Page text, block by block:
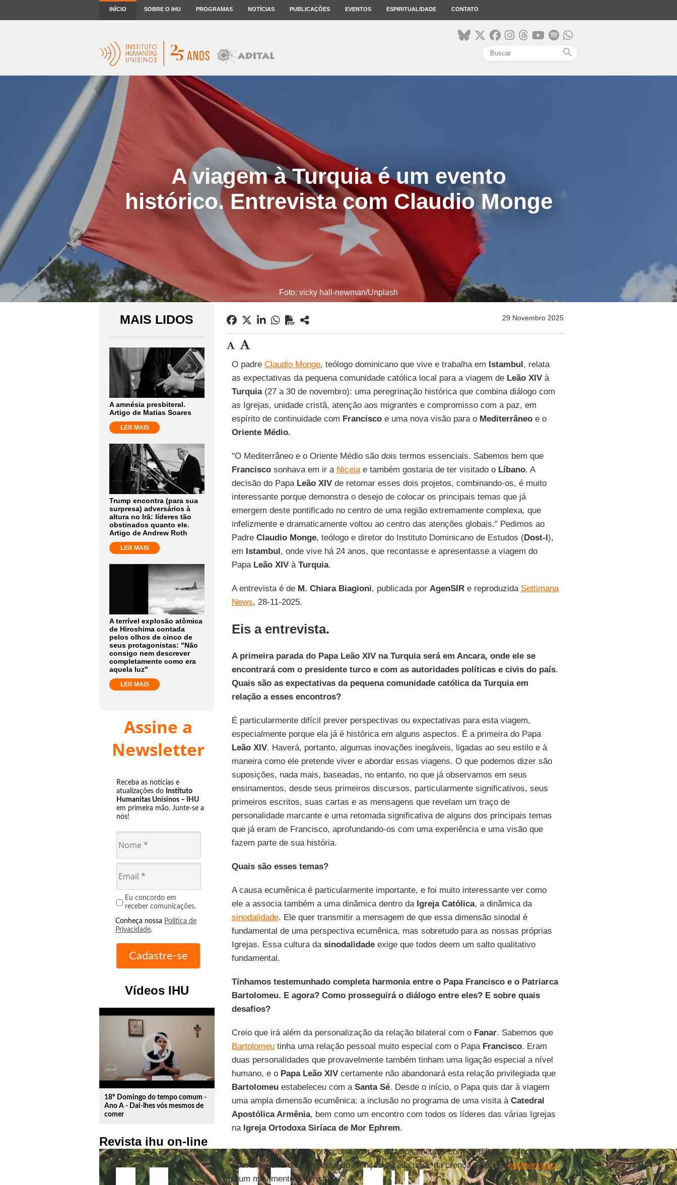
INÍCIO SOBRE O IHU PROGRAMAS NOTÍCIAS PUBLICAÇÕES EVENTOS ESPIRITUALIDADE CONTATO
search
A viagem à Turquia é um evento
histórico. Entrevista com Claudio Monge
Foto: vicky hall-newman/Unplash
MAIS LIDOS
A amnésia presbiteral.
Artigo de Matias Soares
LER MAIS
Trump encontra (para sua
surpresa) adversários à
altura no Irã: líderes tão
obstinados quanto ele.
Artigo de Andrew Roth
LER MAIS
A terrível explosão atômica
de Hiroshima contada
pelos olhos de cinco de
seus protagonistas: "Não
consigo nem descrever
completamente como era
aquela luz"
LER MAIS
Assine a
Newsletter
Receba as notícias e
atualizações do Instituto
Humanitas Unisinos – IHU
em primeira mão. Junte-se a
nós!
Eu concordo em
receber comunicações.
Conheça nossa Política de
Privacidade.
Vídeos IHU
play_circle_outline
18º Domingo do tempo comum -
Ano A - Dai-lhes vós mesmos de
comer
Revista ihu on-line
29 Novembro 2025
O padre Claudio Monge, teólogo dominicano que vive e trabalha em Istambul, relata
as expectativas da pequena comunidade católica local para a viagem de Leão XIVà
Turquia(27 a 30 de novembro): uma peregrinação histórica que combina diálogo com
as Igrejas, unidade cristã, atenção aos migrantes e compromisso com a paz, em
espírito de continuidade com Franciscoe uma nova visão para o Mediterrâneoe o
Oriente Médio.
"O Mediterrâneo e o Oriente Médio são dois termos essenciais. Sabemos bem que
Franciscosonhava em ir a Niceiae também gostaria de ter visitado o Líbano. A
decisão do PapaLeão XIVde retomar esses dois projetos, combinando-os, é muito
interessante porque demonstra o desejo de colocar os principais temas que já
emergem deste pontificado no centro de uma região extremamente complexa, que
infelizmente e dramaticamente voltou ao centro das atenções globais." Pedimos ao
Padre Claudio Monge, teólogo e diretor do Instituto Dominicano de Estudos (Dost-I),
em Istambul, onde vive há 24 anos, que recontasse e apresentasse a viagem do
Papa Leão XIVà Turquia.
A entrevista é de M. Chiara Biagioni, publicada por AgenSIRe reproduzida Settimana
News, 28-11-2025.
Eis a entrevista.
A primeira parada do Papa Leão XIV na Turquia será em Ancara, onde ele se
encontrará com o presidente turco e com as autoridades políticas e civis do país.
Quais são as expectativas da pequena comunidade católica da Turquia em
relação a esses encontros?
É particularmente difícil prever perspectivas ou expectativas para esta viagem,
especialmente porque ela já é histórica em alguns aspectos. É a primeira do Papa
Leão XIV. Haverá, portanto, algumas inovações inegáveis, ligadas ao seu estilo e à
maneira como ele pretende viver e abordar essas viagens. O que podemos dizer são
suposições, nada mais, baseadas, no entanto, no que já observamos em seus
ensinamentos, desde seus primeiros discursos, particularmente significativos, seus
primeiros escritos, suas cartas e as mensagens que revelam um traço de
personalidade marcante e uma retomada significativa de alguns dos principais temas
que já eram de Francisco, aprofundando-os com uma experiência e uma visão que
fazem parte de sua história.
Quais são esses temas?
A causa ecumênica é particularmente importante, e foi muito interessante ver como
ele a associa também a uma dinâmica dentro da Igreja Católica, a dinâmica da
sinodalidade. Ele quer transmitir a mensagem de que essa dimensão sinodal é
fundamental de uma perspectiva ecumênica, mas sobretudo para as nossas próprias
Igrejas. Essa cultura da sinodalidadeexige que todos deem um salto qualitativo
fundamental.
Tínhamos testemunhado completa harmonia entre o Papa Francisco e o Patriarca
Bartolomeu. E agora? Como prosseguirá o diálogo entre eles? E sobre quais
desafios?
Creio que irá além da personalização da relação bilateral com o Fanar. Sabemos que
Bartolomeutinha uma relação pessoal muito especial com o Papa Francisco. Eram
duas personalidades que provavelmente também tinham uma ligação especial a nível
humano, e o Papa Leão XIVcertamente não abandonará esta relação privilegiada que
Bartolomeuestabeleceu com a Santa Sé. Desde o início, o Papa quis dar à viagem
uma ampla dimensão ecumênica: a inclusão no programa de uma visita à Catedral
Apostólica Armênia, bem como um encontro com todos os líderes das várias Igrejas
na Igreja Ortodoxa Siríaca de Mor Ephrem.
Isso indica que ele se preocupa com os relacionamentos com as diferentes Igrejas,
com a história delas, prestando atenção a cada uma, na crença de que oecumenismo
é um movimento de cristãos.